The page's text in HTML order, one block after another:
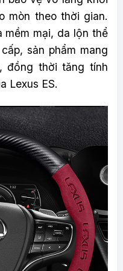
mòn theo thời gian.
mại, da lộn thể
sản phẩm mang
đồng thời tăng tính
Lexus ES.